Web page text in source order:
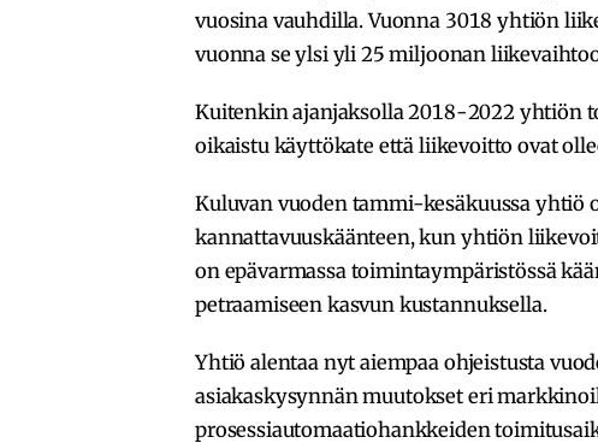
vuosina vauhdilla. Vuonna 3018 yhtiön
vuonna se ylsi yli 25 miljoonan
Kuitenkin ajanjaksolla 2018-2022 yhtiön
oikaistu käyttökate että liikevoitto ovat
Kuluvan vuoden tammi-kesäkuussa
kannattavuuskäänteen, kun yhtiön
on epävarmassa toimintaympäristössä
petraamiseen kasvun kustannuksella.
Yhtiö alentaa nyt aiempaa ohjeistusta
asiakaskysynnän muutokset eri
prosessiautomaatiohankkeiden